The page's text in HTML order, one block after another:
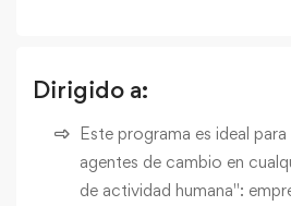
Dirigido a:
Este programa es ideal
agentes de cambio en
de actividad humana":